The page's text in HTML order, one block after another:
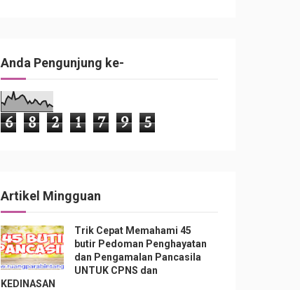
Anda Pengunjung ke-
6 8 2 1 7 9 5
Artikel Mingguan
Trik Cepat Memahami 45
butir Pedoman Penghayatan
dan Pengamalan Pancasila
UNTUK CPNS dan
KEDINASAN